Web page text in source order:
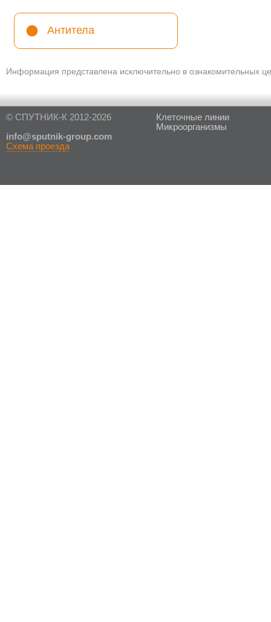
Антитела
Информация представлена исключительно в ознакомительных
© СПУТНИК-К 2012-2026
info@sputnik-group.com
Схема проезда
Клеточные линии
Микроорганизмы